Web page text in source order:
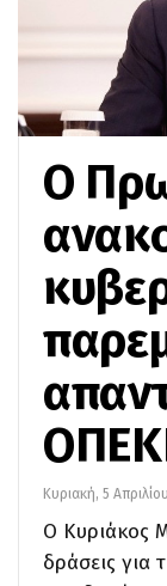
Ο
Κυριακή, 5
Ο Κυριάκος
δράσεις για